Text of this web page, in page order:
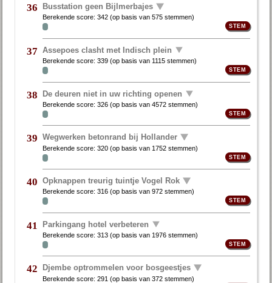
36 Busstation geen Bijlmerbajes
Berekende score:342 (op basis van575 stemmen)
37 Assepoes clasht met Indisch plein
Berekende score:339 (op basis van 1115 stemmen)
38 De deuren niet in uw richting openen
Berekende score:326 (op basis van4572 stemmen)
39 Wegwerken betonrand bij Hollander
Berekende score:320 (op basis van 1752 stemmen)
40 Opknappen treurig tuintje Vogel Rok
Berekende score:316 (op basis van972 stemmen)
41 Parkingang hotel verbeteren
Berekende score:313 (op basis van 1976 stemmen)
42 Djembe optrommelen voor bosgeestjes
Berekende score:291 (op basis van372 stemmen)